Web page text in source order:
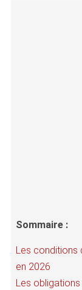
Sommaire :
Les conditions
en 2026
Les